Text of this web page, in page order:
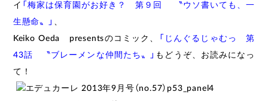
イ 「梅家は保育園がお好き？ 第９回 〝ウソ書いても、一
生懸命〟」 、
Keiko Oeda presentsのコミック、
「じんぐるじゃむっ 第
43話 〝ブレーメンな仲間たち〟」 もどうぞ、お読みになっ
て！